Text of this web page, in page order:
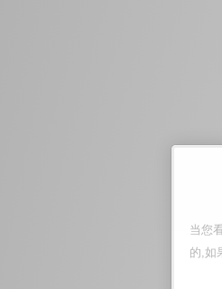
当您
的,如